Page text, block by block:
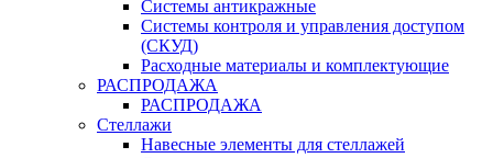
Системы антикражные
Системы контроля и управления доступом
(СКУД)
Расходные материалы и комплектующие
РАСПРОДАЖА
РАСПРОДАЖА
Стеллажи
Навесные элементы для стеллажей